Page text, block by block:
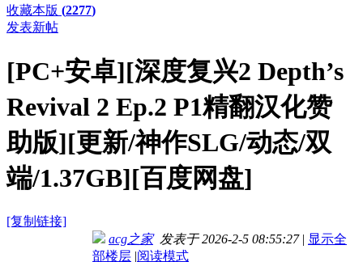
收藏本版 (2277)
发表新帖
[PC+安卓][深度复兴2 Depth’s
Revival 2 Ep.2 P1精翻汉化赞
助版][更新/神作SLG/动态/双
端/1.37GB][百度网盘]
[复制链接]
acg之家发表于 2026-2-5 08:55:27 | 显示全
部楼层 |阅读模式